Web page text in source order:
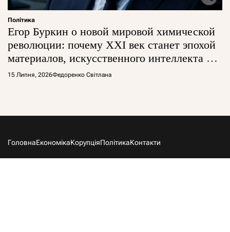
Політика
Егор Буркин о новой мировой химической
революции: почему XXI век станет эпохой
материалов, искусственного интеллекта и
глобальной борьбы за технологии
15 Липня, 2026Федоренко Світлана
ГоловнаЕкономікаКорупціяПолітикаКонтакти